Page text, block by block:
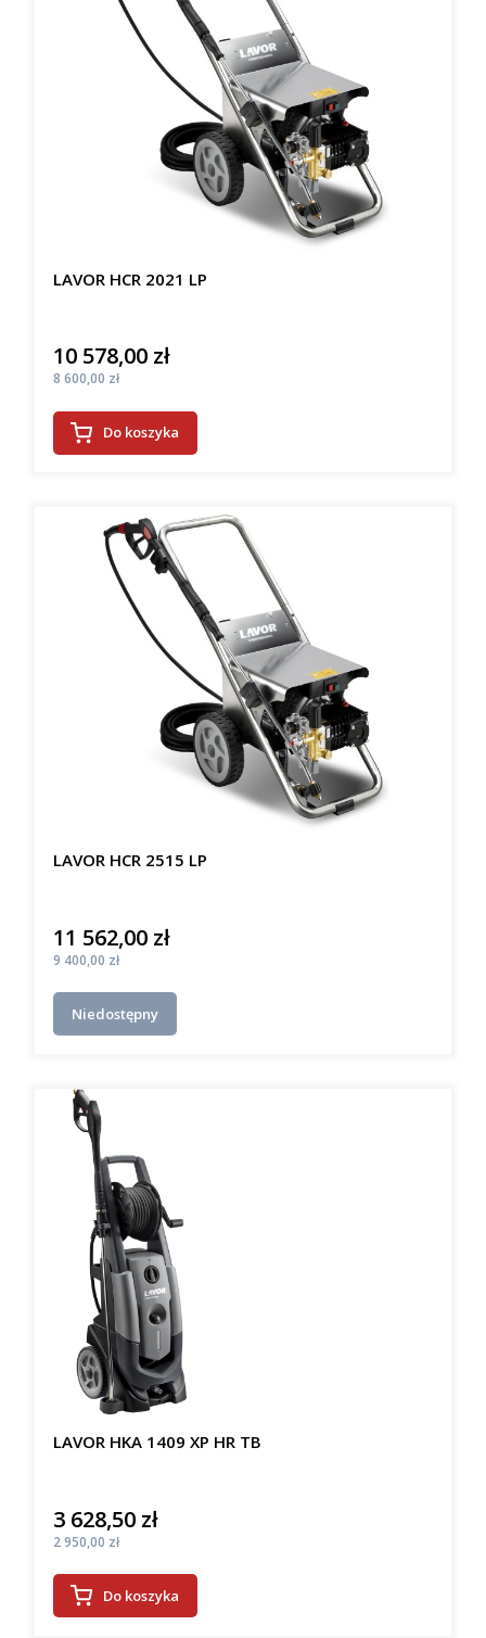
LAVOR HCR 2021 LP
Cena
10 578,00 zł
Cena
8 600,00 zł
Do koszyka
LAVOR HCR 2515 LP
Cena
11 562,00 zł
Cena
9 400,00 zł
Niedostępny
LAVOR HKA 1409 XP HR TB
Cena
3 628,50 zł
Cena
2 950,00 zł
Do koszyka